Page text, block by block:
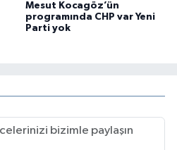
Mesut Kocagöz’ün
programında CHP var Yeni
Parti yok